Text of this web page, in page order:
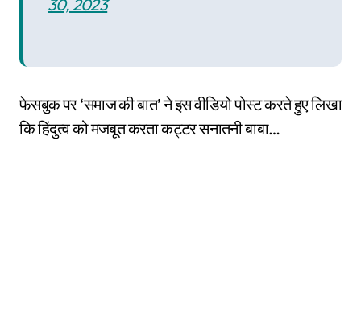
30, 2023
फेसबुक पर ‘समाज की बात’ ने इस वीडियो पोस्ट करते हुए लिखा
कि हिंदुत्व को मजबूत करता कट्टर सनातनी बाबा…